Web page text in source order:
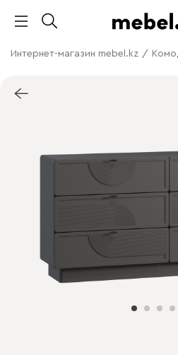
Интернет-магазин mebel.kz /